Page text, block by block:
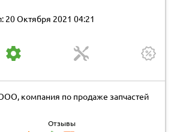
20 Октября 2021 04:21
компания по продаже запчастей
Офис
Отзывы